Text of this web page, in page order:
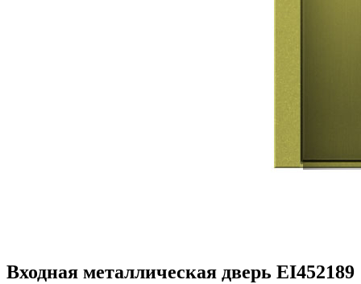
Входная металлическая дверь EI452189